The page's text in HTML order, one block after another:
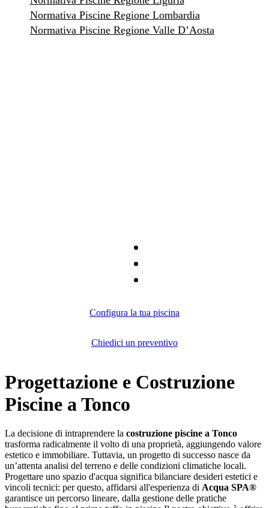
Normativa Piscine Regione Lombardia
Normativa Piscine Regione Valle D’Aosta
Configura la tua piscina
Chiedici un preventivo
Progettazione e Costruzione
Piscine a Tonco
La decisione di intraprendere la costruzione piscine a Tonco
trasforma radicalmente il volto di una proprietà, aggiungendo valore
estetico e immobiliare. Tuttavia, un progetto di successo nasce da
un’attenta analisi del terreno e delle condizioni climatiche locali.
Progettare uno spazio d'acqua significa bilanciare desideri estetici e
vincoli tecnici: per questo, affidarsi all'esperienza di Acqua SPA®
garantisce un percorso lineare, dalla gestione delle pratiche